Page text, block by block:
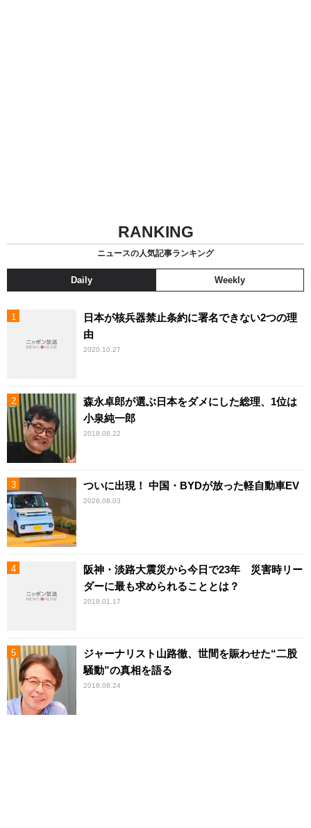
RANKING
ニュースの人気記事ランキング
Daily Weekly
日本が核兵器禁止条約に署名できない2つの理
由
2020.10.27
森永卓郎が選ぶ日本をダメにした総理、1位は
小泉純一郎
2018.08.22
ついに出現！ 中国・BYDが放った軽自動車EV
2026.08.03
阪神・淡路大震災から今日で23年 災害時リー
ダーに最も求められることとは？
2018.01.17
ジャーナリスト山路徹、世間を賑わせた“二股
騒動”の真相を語る
2018.08.24